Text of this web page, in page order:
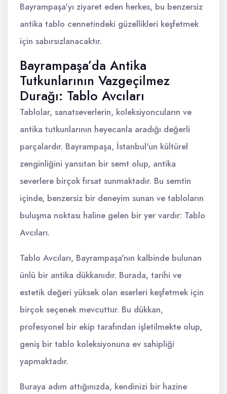
Bayrampaşa'yı ziyaret eden herkes, bu benzersiz
antika tablo cennetindeki güzellikleri keşfetmek
için sabırsızlanacaktır.
Bayrampaşa’da Antika
Tutkunlarının Vazgeçilmez
Durağı: Tablo Avcıları
Tablolar, sanatseverlerin, koleksiyoncuların ve
antika tutkunlarının heyecanla aradığı değerli
parçalardır. Bayrampaşa, İstanbul'un kültürel
zenginliğini yansıtan bir semt olup, antika
severlere birçok fırsat sunmaktadır. Bu semtin
içinde, benzersiz bir deneyim sunan ve tabloların
buluşma noktası haline gelen bir yer vardır: Tablo
Avcıları.
Tablo Avcıları, Bayrampaşa'nın kalbinde bulunan
ünlü bir antika dükkanıdır. Burada, tarihi ve
estetik değeri yüksek olan eserleri keşfetmek için
birçok seçenek mevcuttur. Bu dükkan,
profesyonel bir ekip tarafından işletilmekte olup,
geniş bir tablo koleksiyonuna ev sahipliği
yapmaktadır.
Buraya adım attığınızda, kendinizi bir hazine